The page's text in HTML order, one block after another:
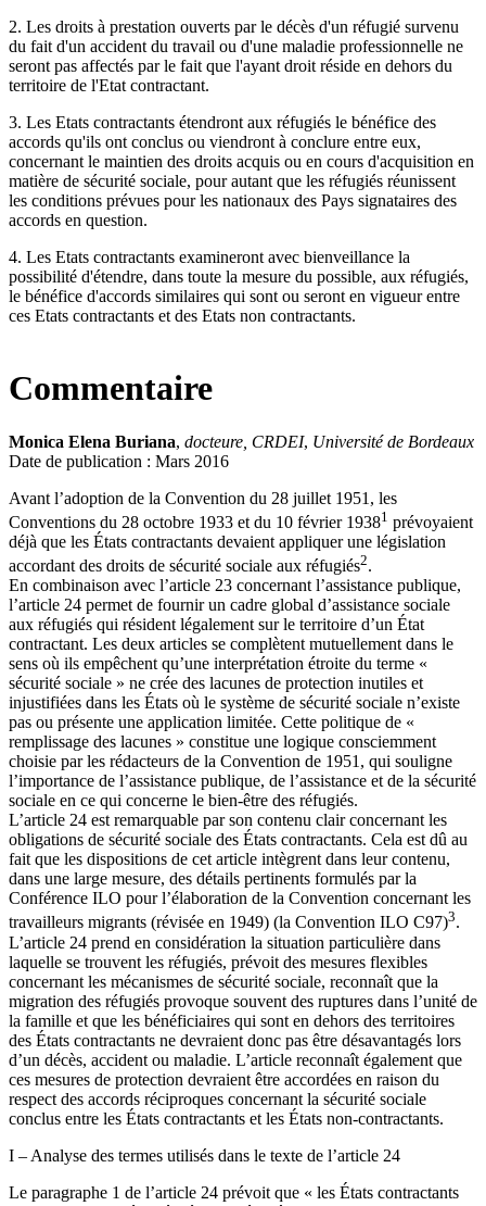
2. Les droits à prestation ouverts par le décès d'un réfugié survenu
du fait d'un accident du travail ou d'une maladie professionnelle ne
seront pas affectés par le fait que l'ayant droit réside en dehors du
territoire de l'Etat contractant.
3. Les Etats contractants étendront aux réfugiés le bénéfice des
accords qu'ils ont conclus ou viendront à conclure entre eux,
concernant le maintien des droits acquis ou en cours d'acquisition en
matière de sécurité sociale, pour autant que les réfugiés réunissent
les conditions prévues pour les nationaux des Pays signataires des
accords en question.
4. Les Etats contractants examineront avec bienveillance la
possibilité d'étendre, dans toute la mesure du possible, aux réfugiés,
le bénéfice d'accords similaires qui sont ou seront en vigueur entre
ces Etats contractants et des Etats non contractants.
Commentaire
Monica Elena Buriana, docteure, CRDEI, Université de Bordeaux
Date de publication : Mars 2016
Avant l’adoption de la Convention du 28 juillet 1951, les
Conventions du 28 octobre 1933 et du 10 février 19381 prévoyaient
déjà que les États contractants devaient appliquer une législation
accordant des droits de sécurité sociale aux réfugiés2.
En combinaison avec l’article 23 concernant l’assistance publique,
l’article 24 permet de fournir un cadre global d’assistance sociale
aux réfugiés qui résident légalement sur le territoire d’un État
contractant. Les deux articles se complètent mutuellement dans le
sens où ils empêchent qu’une interprétation étroite du terme «
sécurité sociale » ne crée des lacunes de protection inutiles et
injustifiées dans les États où le système de sécurité sociale n’existe
pas ou présente une application limitée. Cette politique de «
remplissage des lacunes » constitue une logique consciemment
choisie par les rédacteurs de la Convention de 1951, qui souligne
l’importance de l’assistance publique, de l’assistance et de la sécurité
sociale en ce qui concerne le bien-être des réfugiés.
L’article 24 est remarquable par son contenu clair concernant les
obligations de sécurité sociale des États contractants. Cela est dû au
fait que les dispositions de cet article intègrent dans leur contenu,
dans une large mesure, des détails pertinents formulés par la
Conférence ILO pour l’élaboration de la Convention concernant les
travailleurs migrants (révisée en 1949) (la Convention ILO C97)3.
L’article 24 prend en considération la situation particulière dans
laquelle se trouvent les réfugiés, prévoit des mesures flexibles
concernant les mécanismes de sécurité sociale, reconnaît que la
migration des réfugiés provoque souvent des ruptures dans l’unité de
la famille et que les bénéficiaires qui sont en dehors des territoires
des États contractants ne devraient donc pas être désavantagés lors
d’un décès, accident ou maladie. L’article reconnaît également que
ces mesures de protection devraient être accordées en raison du
respect des accords réciproques concernant la sécurité sociale
conclus entre les États contractants et les États non-contractants.
I – Analyse des termes utilisés dans le texte de l’article 24
Le paragraphe 1 de l’article 24 prévoit que « les États contractants